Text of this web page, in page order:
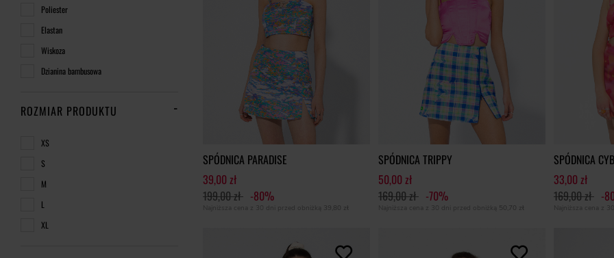
Poliester
Elastan
Wiskoza
Dzianina bambusowa
ROZMIAR PRODUKTU
XS
S
M
L
XL
SPÓDNICA PARADISE
39,00 zł
199,00 zł -80%
Najniższa cena z 30 dni przed obniżką 39,80 zł
SPÓDNICA TRIPPY
50,00 zł
169,00 zł -70%
Najniższa cena z 30 dni przed obniżką 50,70 zł
SPÓDNICA
33,00 zł
169,00 zł -
Najniższa cena z